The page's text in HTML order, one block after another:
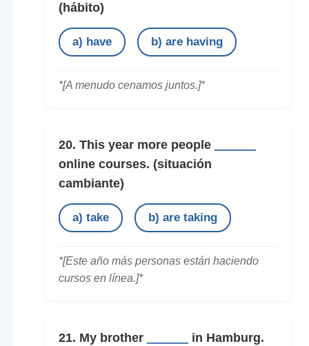
(hábito)
a) have b) are having
*[A menudo cenamos juntos.]*
20. This year more people
online courses. (situación
cambiante)
a) take b) are taking
*[Este año más personas están haciendo
cursos en línea.]*
21. My brother
in Hamburg.